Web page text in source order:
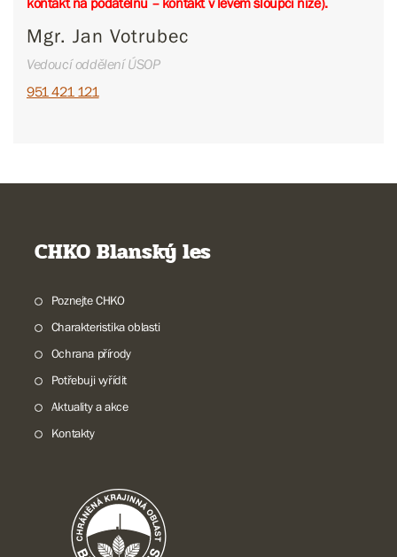
Mgr. Jan Votrubec
Vedoucí oddělení ÚSOP
951 421 121
CHKO Blanský les
Poznejte CHKO
Charakteristika oblasti
Ochrana přírody
Potřebuji vyřídit
Aktuality a akce
Kontakty